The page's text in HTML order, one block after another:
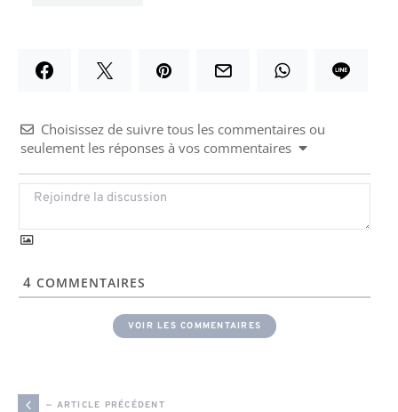
Choisissez de suivre tous les commentaires ou
seulement les réponses à vos commentaires
4 COMMENTAIRES
VOIR LES COMMENTAIRES
— ARTICLE PRÉCÉDENT